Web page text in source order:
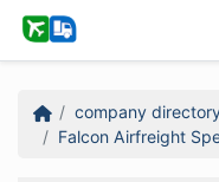
company
Falcon Airfreight